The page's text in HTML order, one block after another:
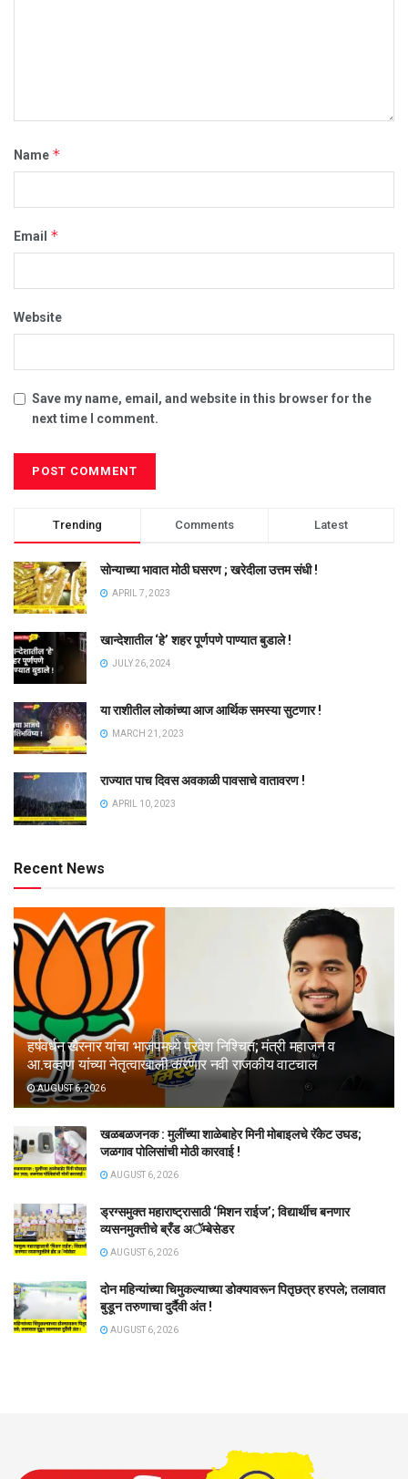
Name *
Email *
Website
Save my name, email, and website in this browser for the
next time I comment.
Trending Comments Latest
सोन्याच्या भावात मोठी घसरण ; खरेदीला उत्तम संधी !
APRIL 7, 2023
खान्देशातील ‘हे’ शहर पूर्णपणे पाण्यात बुडाले !
JULY 26, 2024
या राशीतील लोकांच्या आज आर्थिक समस्या सुटणार !
MARCH 21, 2023
राज्यात पाच दिवस अवकाळी पावसाचे वातावरण !
APRIL 10, 2023
Recent News
हर्षवर्धन खैरनार यांचा भाजपमध्ये प्रवेश निश्चित; मंत्री महाजन व
आ.चव्हाण यांच्या नेतृत्वाखाली करणार नवी राजकीय वाटचाल
AUGUST 6, 2026
खळबळजनक : मुलींच्या शाळेबाहेर मिनी मोबाइलचे रॅकेट उघड;
जळगाव पोलिसांची मोठी कारवाई !
AUGUST 6, 2026
ड्रग्समुक्त महाराष्ट्रासाठी ‘मिशन राईज’; विद्यार्थीच बनणार
व्यसनमुक्तीचे ब्रँड अॅम्बेसेडर
AUGUST 6, 2026
दोन महिन्यांच्या चिमुकल्याच्या डोक्यावरून पितृछत्र हरपले; तलावात
बुडून तरुणाचा दुर्दैवी अंत !
AUGUST 6, 2026